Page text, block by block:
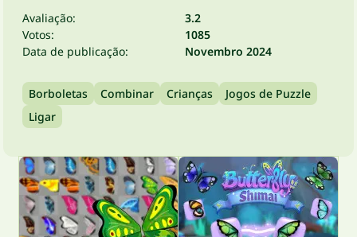
Avaliação:
3.2
Votos:
1085
Data de publicação:
Novembro 2024
Borboletas Combinar Crianças
Jogos de Puzzle
Ligar